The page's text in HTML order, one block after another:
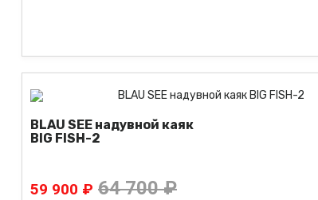
BLAU SEE надувной каяк
BIG FISH-2
59 900 ₽ 64 700 ₽